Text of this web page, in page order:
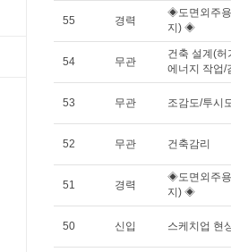
55 경력
◈도면외주
지) ◈
54 무관
건축 설계(허
에너지 작업/
53 무관 조감도/투시
52 무관 건축감리
51 경력
◈도면외주
지) ◈
50 신입 스케치업 현